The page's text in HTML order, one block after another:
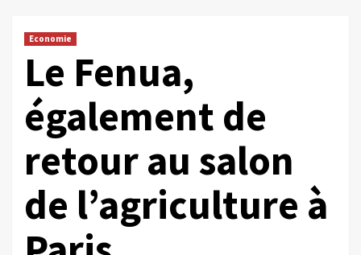
Economie
Le Fenua,
également de
retour au salon
de l’agriculture à